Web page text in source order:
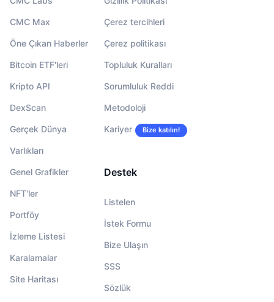
CMC Max
Öne Çıkan Haberler
Bitcoin ETF'leri
Kripto API
DexScan
Gerçek Dünya
Varlıkları
Genel Grafikler
NFT'ler
Portföy
İzleme Listesi
Karalamalar
Site Haritası
Çerez tercihleri
Çerez politikası
Topluluk Kuralları
Sorumluluk Reddi
Metodoloji
Kariyer Bize katılın!
Destek
Listelen
İstek Formu
Bize Ulaşın
SSS
Sözlük